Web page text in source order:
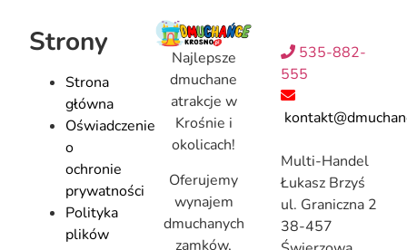
Strony
Strona
główna
Oświadczenie
o
ochronie
prywatności
Polityka
plików
Najlepsze
dmuchane
atrakcje w
Krośnie i
okolicach!
Oferujemy
wynajem
dmuchanych
zamków,
535-882-
555
Multi-Handel
Łukasz Brzyś
ul. Graniczna 2
38-457